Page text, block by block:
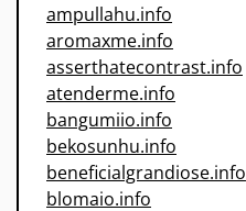
ampullahu.info
aromaxme.info
asserthatecontrast.info
atenderme.info
bangumiio.info
bekosunhu.info
beneficialgrandiose.info
blomaio.info